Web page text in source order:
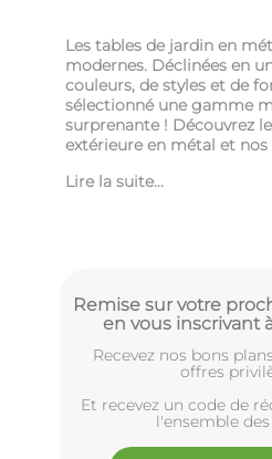
Les tables de jardin en
modernes. Déclinées en
couleurs, de styles et de
sélectionné une gamme
surprenante ! Découvrez
extérieure en métal et nos
Lire la suite...
Remise sur votre
en vous inscrivant
Recevez nos bons
offres
Et recevez un code de
l'ensemble